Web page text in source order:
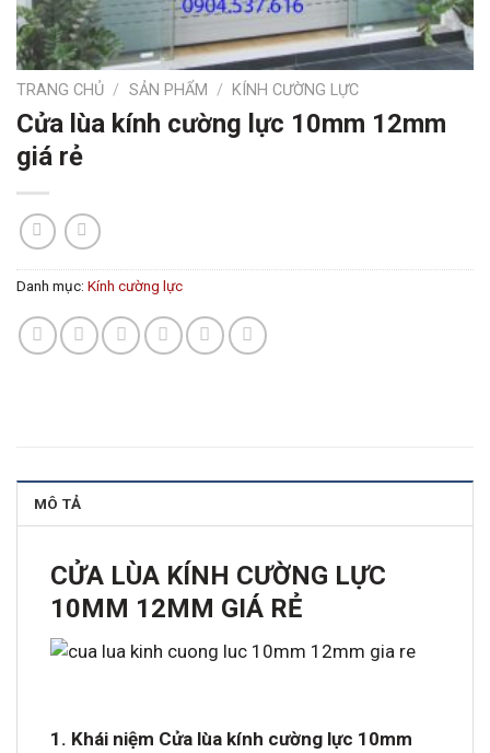
TRANG CHỦ / SẢN PHẨM / KÍNH CƯỜNG LỰC
Cửa lùa kính cường lực 10mm 12mm
giá rẻ
Danh mục: Kính cường lực
MÔ TẢ
CỬA LÙA KÍNH CƯỜNG LỰC
10MM 12MM GIÁ RẺ
1. Khái niệm Cửa lùa kính cường lực 10mm